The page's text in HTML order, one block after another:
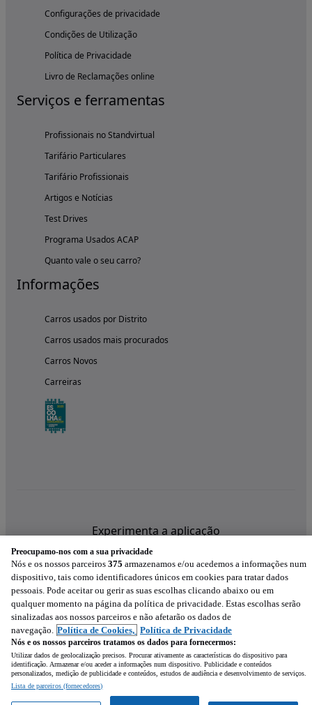
Configurações de privacidade
Condições de Utilização
Política de Privacidade
Livro de Reclamações online
Serviços e ferramentas
Profissionais no Standvirtual
Tarifário Particulares
Tarifário Profissionais
Artigos e Notícias
Test Drives
Programa Usados ACAP
Quanto vale o seu carro?
Informações
Carros usados por Distrito
Carros usados mais procurados
Carros Novos
Carreiras
Experimenta a aplicação
Preocupamo-nos com a sua privacidade
Nós e os nossos parceiros 375 armazenamos e/ou acedemos a informações num
dispositivo, tais como identificadores únicos em cookies para tratar dados
pessoais. Pode aceitar ou gerir as suas escolhas clicando abaixo ou em
qualquer momento na página da política de privacidade. Estas escolhas serão
sinalizadas aos nossos parceiros e não afetarão os dados de
navegação. Política de Cookies, Política de Privacidade
Nós e os nossos parceiros tratamos os dados para fornecermos:
Utilizar dados de geolocalização precisos. Procurar ativamente as características do dispositivo para
identificação. Armazenar e/ou aceder a informações num dispositivo. Publicidade e conteúdos
personalizados, medição de publicidade e conteúdos, estudos de audiência e desenvolvimento de serviços.
Lista de parceiros (fornecedores)